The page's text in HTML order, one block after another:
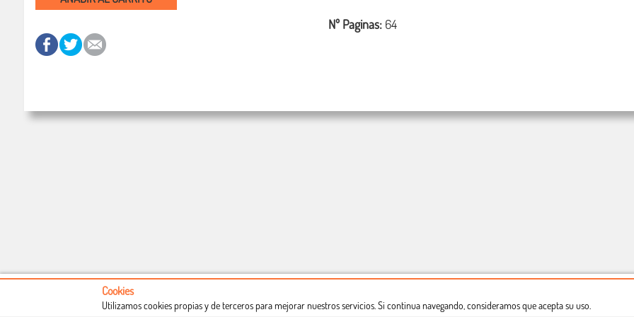
Nº Paginas: 64
Condiciones de uso Proceso de compra Dónde estamos Política privacidad Derecho a desistimiento
Cookies
Utilizamos cookies propias y de terceros para mejorar nuestros servicios. Si continua navegando, consideramos que acepta su uso.